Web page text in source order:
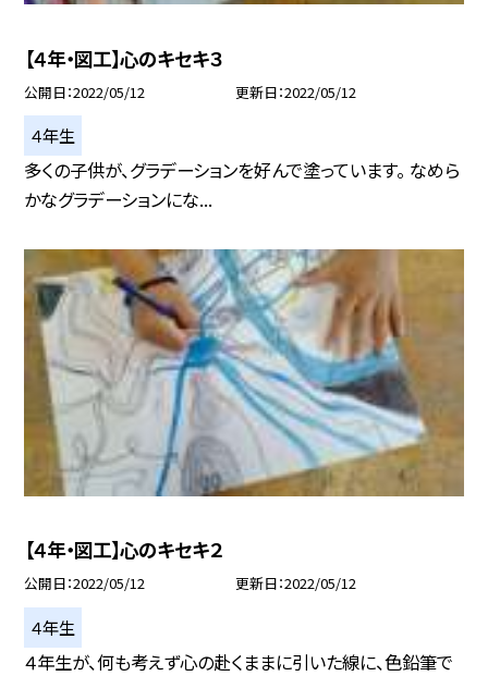
【４年・図工】心のキセキ３
公開日 2022/05/12 更新日 2022/05/12
４年生
多くの子供が、グラデーションを好んで塗っています。 なめら
かなグラデーションにな...
【４年・図工】心のキセキ２
公開日 2022/05/12 更新日 2022/05/12
４年生
４年生が、何も考えず心の赴くままに引いた線に、色鉛筆で